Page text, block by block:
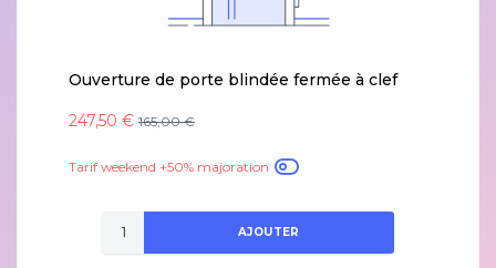
Ouverture de porte blindée fermée à clef
247,50 € 165,00 €
Tarif weekend +50% majoration
AJOUTER